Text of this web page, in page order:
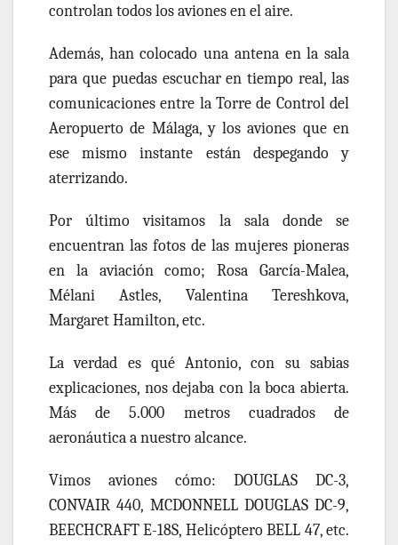
controlan todos los aviones en el aire.
Además, hancolocado una antena en la sala
para que puedas escuchar en tiempo real, las
comunicaciones entre la Torre de Control del
Aeropuerto de Málaga, y los aviones que en
ese mismo instante están despegando y
aterrizando.
Por último visitamos la sala donde se
encuentran las fotos de las mujeres pioneras
en la aviacióncomo; Rosa García-Malea,
Mélani Astles, Valentina Tereshkova,
Margaret Hamilton, etc.
La verdad es quéAntonio, con su sabias
explicaciones, nos dejaba con la boca abierta.
Más de 5.000 metros cuadrados de
aeronáutica anuestroalcance.
Vimos aviones cómo: DOUGLAS DC-3,
CONVAIR 440, MCDONNELL DOUGLAS DC-9,
BEECHCRAFT E-18S, HelicópteroBELL 47,etc.